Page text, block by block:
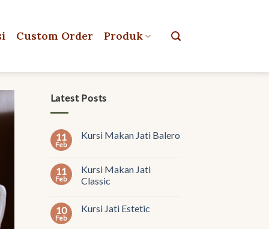
Custom Order Produk
Latest Posts
11
Feb
Kursi Makan Jati Balero
11
Feb
Kursi Makan Jati
Classic
10
Feb
Kursi Jati Estetic